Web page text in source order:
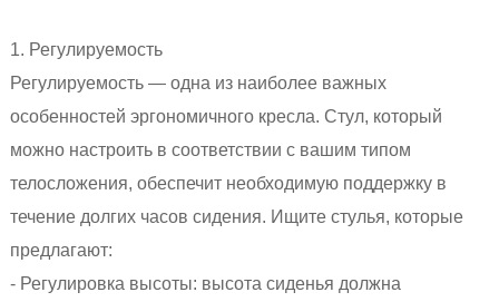
1. Регулируемость
Регулируемость — одна из наиболее важных
особенностей эргономичного кресла. Стул, который
можно настроить в соответствии с вашим типом
телосложения, обеспечит необходимую поддержку в
течение долгих часов сидения. Ищите стулья, которые
предлагают:
- Регулировка высоты: высота сиденья должна